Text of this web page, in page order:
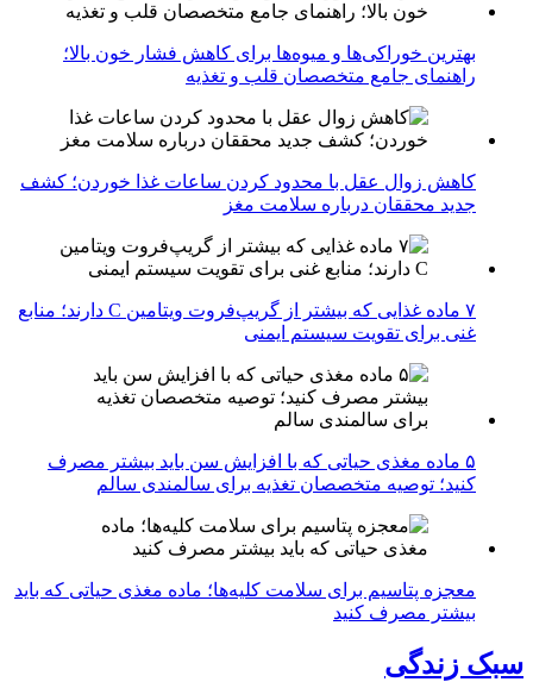
بهترین خوراکی‌ها و میوه‌ها برای کاهش فشار خون بالا؛
راهنمای جامع متخصصان قلب و تغذیه
کاهش زوال عقل با محدود کردن ساعات غذا خوردن؛ کشف
جدید محققان درباره سلامت مغز
۷ ماده غذایی که بیشتر از گریپ‌فروت ویتامین C دارند؛ منابع
غنی برای تقویت سیستم ایمنی
۵ ماده مغذی حیاتی که با افزایش سن باید بیشتر مصرف
کنید؛ توصیه متخصصان تغذیه برای سالمندی سالم
معجزه پتاسیم برای سلامت کلیه‌ها؛ ماده مغذی حیاتی که باید
بیشتر مصرف کنید
سبک زندگی